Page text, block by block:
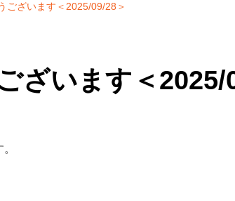
ございます＜2025/09/28＞
ざいます＜2025/